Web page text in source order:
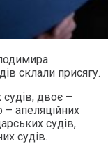
склали присягу.
судів, двоє –
– апеляційних
судів,
судів.